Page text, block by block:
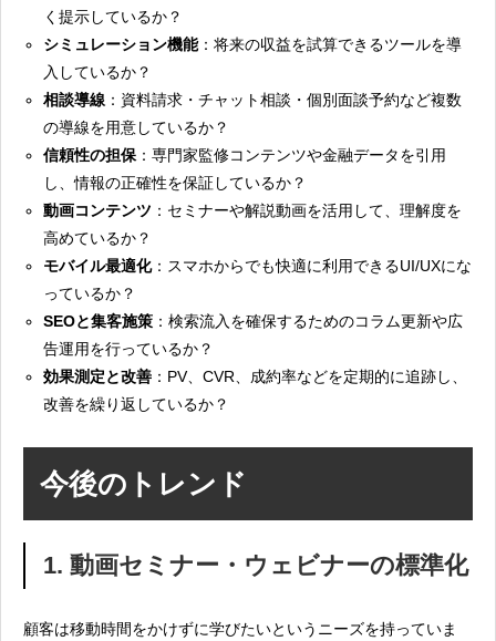
く提示しているか？
シミュレーション機能：将来の収益を試算できるツールを導
入しているか？
相談導線 ：資料請求・チャット相談・個別面談予約など複数
の導線を用意しているか？
信頼性の担保 ：専門家監修コンテンツや金融データを引用
し、情報の正確性を保証しているか？
動画コンテンツ ：セミナーや解説動画を活用して、理解度を
高めているか？
モバイル最適化：スマホからでも快適に利用できるUI/UXにな
っているか？
SEOと集客施策 ：検索流入を確保するためのコラム更新や広
告運用を行っているか？
効果測定と改善 ：PV、CVR、成約率などを定期的に追跡し、
改善を繰り返しているか？
今後のトレンド
1. 動画セミナー・ウェビナーの標準化
顧客は移動時間をかけずに学びたいというニーズを持っていま